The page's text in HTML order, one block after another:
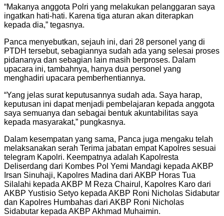
“Makanya anggota Polri yang melakukan pelanggaran saya
ingatkan hati-hati. Karena tiga aturan akan diterapkan
kepada dia,” tegasnya.
Panca menyebutkan, sejauh ini, dari 28 personel yang di
PTDH tersebut, sebagiannya sudah ada yang selesai proses
pidananya dan sebagian lain masih berproses. Dalam
upacara ini, tambahnya, hanya dua personel yang
menghadiri upacara pemberhentiannya.
“Yang jelas surat keputusannya sudah ada. Saya harap,
keputusan ini dapat menjadi pembelajaran kepada anggota
saya semuanya dan sebagai bentuk akuntabilitas saya
kepada masyarakat,” pungkasnya.
Dalam kesempatan yang sama, Panca juga mengaku telah
melaksanakan serah Terima jabatan empat Kapolres sesuai
telegram Kapolri. Keempatnya adalah Kapolresta
Deliserdang dari Kombes Pol Yemi Mandagi kepada AKBP
Irsan Sinuhaji, Kapolres Madina dari AKBP Horas Tua
Silalahi kepada AKBP M Reza Chairul, Kapolres Karo dari
AKBP Yustisio Setyo kepada AKBP Roni Nicholas Sidabutar
dan Kapolres Humbahas dari AKBP Roni Nicholas
Sidabutar kepada AKBP Akhmad Muhaimin.